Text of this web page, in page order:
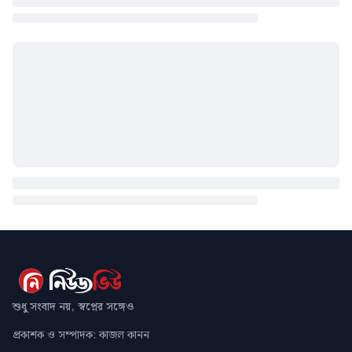
শুধু সংবাদ নয়, স্বপ্নের সঙ্গেও
প্রকাশক ও সম্পাদক: কাজল কানন